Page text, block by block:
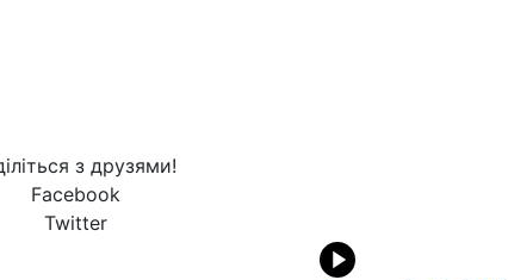
з друзями!
Facebook
Twitter